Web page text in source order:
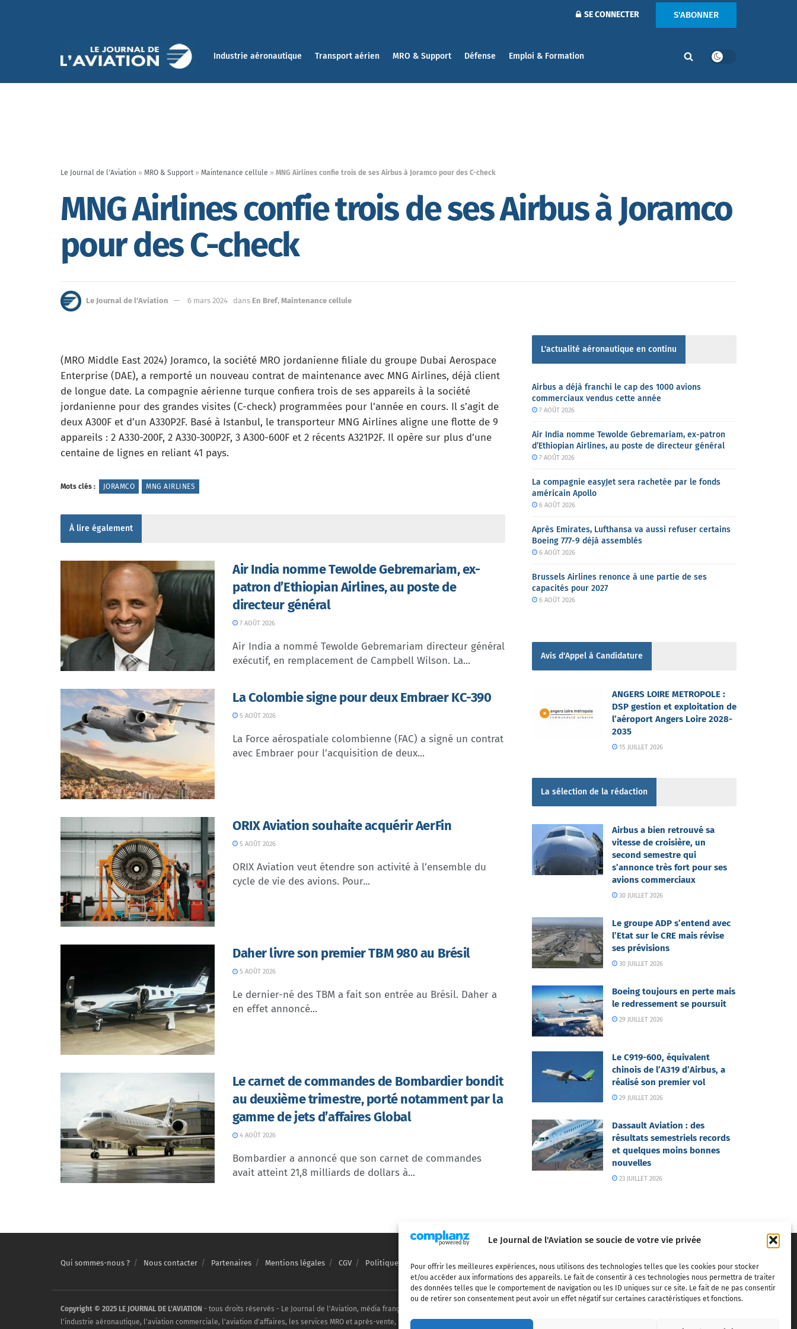
Le Journal de l'Aviation se soucie de votre vie privée
Pour offrir les meilleures expériences, nous utilisons des technologies telles que les cookies pour stocker
et/ou accéder aux informations des appareils. Le fait de consentir à ces technologies nous permettra de traiter
des données telles que le comportement de navigation ou les ID uniques sur ce site. Le fait de ne pas consentir
ou de retirer son consentement peut avoir un effet négatif sur certaines caractéristiques et fonctions.
SE CONNECTER S'ABONNER
Industrie aéronautique Transport aérien MRO & Support Défense Emploi & Formation
Le Journal de l'Aviation » MRO & Support » Maintenance cellule » MNG Airlines confie trois de ses Airbus à Joramco pour des C-check
MNG Airlines confie trois de ses Airbus à Joramco
pour des C-check
Le Journal de l'Aviation 6 mars 2024 dans En Bref, Maintenance cellule
(MRO Middle East 2024) Joramco, la société MRO jordanienne filiale du groupe Dubai Aerospace
Enterprise (DAE), a remporté un nouveau contrat de maintenance avec MNG Airlines, déjà client
de longue date. La compagnie aérienne turque confiera trois de ses appareils à la société
jordanienne pour des grandes visites (C-check) programmées pour l’année en cours. Il s’agit de
deux A300F et d’un A330P2F. Basé à Istanbul, le transporteur MNG Airlines aligne une flotte de 9
appareils : 2 A330-200F, 2 A330-300P2F, 3 A300-600F et 2 récents A321P2F. Il opère sur plus d’une
centaine de lignes en reliant 41 pays.
Mots clés : JORAMCO MNG AIRLINES
À lire également
Air India nomme Tewolde Gebremariam, ex-
patron d’Ethiopian Airlines, au poste de
directeur général
7 AOÛT 2026
Air India a nommé Tewolde Gebremariam directeur général
exécutif, en remplacement de Campbell Wilson. La...
La Colombie signe pour deux Embraer KC-390
5 AOÛT 2026
La Force aérospatiale colombienne (FAC) a signé un contrat
avec Embraer pour l’acquisition de deux...
ORIX Aviation souhaite acquérir AerFin
5 AOÛT 2026
ORIX Aviation veut étendre son activité à l’ensemble du
cycle de vie des avions. Pour...
Daher livre son premier TBM 980 au Brésil
5 AOÛT 2026
Le dernier-né des TBM a fait son entrée au Brésil. Daher a
en effet annoncé...
Le carnet de commandes de Bombardier bondit
au deuxième trimestre, porté notamment par la
gamme de jets d’affaires Global
4 AOÛT 2026
Bombardier a annoncé que son carnet de commandes
avait atteint 21,8 milliards de dollars à...
L'actualité aéronautique en continu
Airbus a déjà franchi le cap des 1000 avions
commerciaux vendus cette année
7 AOÛT 2026
Air India nomme Tewolde Gebremariam, ex-patron
d’Ethiopian Airlines, au poste de directeur général
7 AOÛT 2026
La compagnie easyJet sera rachetée par le fonds
américain Apollo
6 AOÛT 2026
Après Emirates, Lufthansa va aussi refuser certains
Boeing 777-9 déjà assemblés
6 AOÛT 2026
Brussels Airlines renonce à une partie de ses
capacités pour 2027
6 AOÛT 2026
Avis d'Appel à Candidature
ANGERS LOIRE METROPOLE :
DSP gestion et exploitation de
l’aéroport Angers Loire 2028-
2035
15 JUILLET 2026
La sélection de la rédaction
Airbus a bien retrouvé sa
vitesse de croisière, un
second semestre qui
s’annonce très fort pour ses
avions commerciaux
30 JUILLET 2026
Le groupe ADP s’entend avec
l’Etat sur le CRE mais révise
ses prévisions
30 JUILLET 2026
Boeing toujours en perte mais
le redressement se poursuit
29 JUILLET 2026
Le C919-600, équivalent
chinois de l’A319 d’Airbus, a
réalisé son premier vol
29 JUILLET 2026
Dassault Aviation : des
résultats semestriels records
et quelques moins bonnes
nouvelles
23 JUILLET 2026
Qui sommes-nous ? Nous contacter Partenaires Mentions légales CGV Politique de confidentialité
Copyright © 2025 LE JOURNAL DE L'AVIATION - tous droits réservés - Le Journal de l'Aviation, média français de référence couvrant l'actualité de
l'industrie aéronautique, l'aviation commerciale, l'aviation d'affaires, les services MRO et après-vente, le financement et la location d'aéronefs civils,